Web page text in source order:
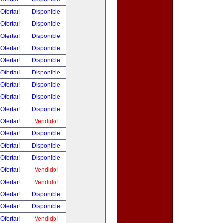
Ofertar!
Disponible
Ofertar!
Disponible
Ofertar!
Disponible
Ofertar!
Disponible
Ofertar!
Disponible
Ofertar!
Disponible
Ofertar!
Disponible
Ofertar!
Disponible
Ofertar!
Disponible
Ofertar!
Vendido!
Ofertar!
Disponible
Ofertar!
Disponible
Ofertar!
Disponible
Ofertar!
Vendido!
Ofertar!
Vendido!
Ofertar!
Disponible
Ofertar!
Disponible
Ofertar!
Vendido!